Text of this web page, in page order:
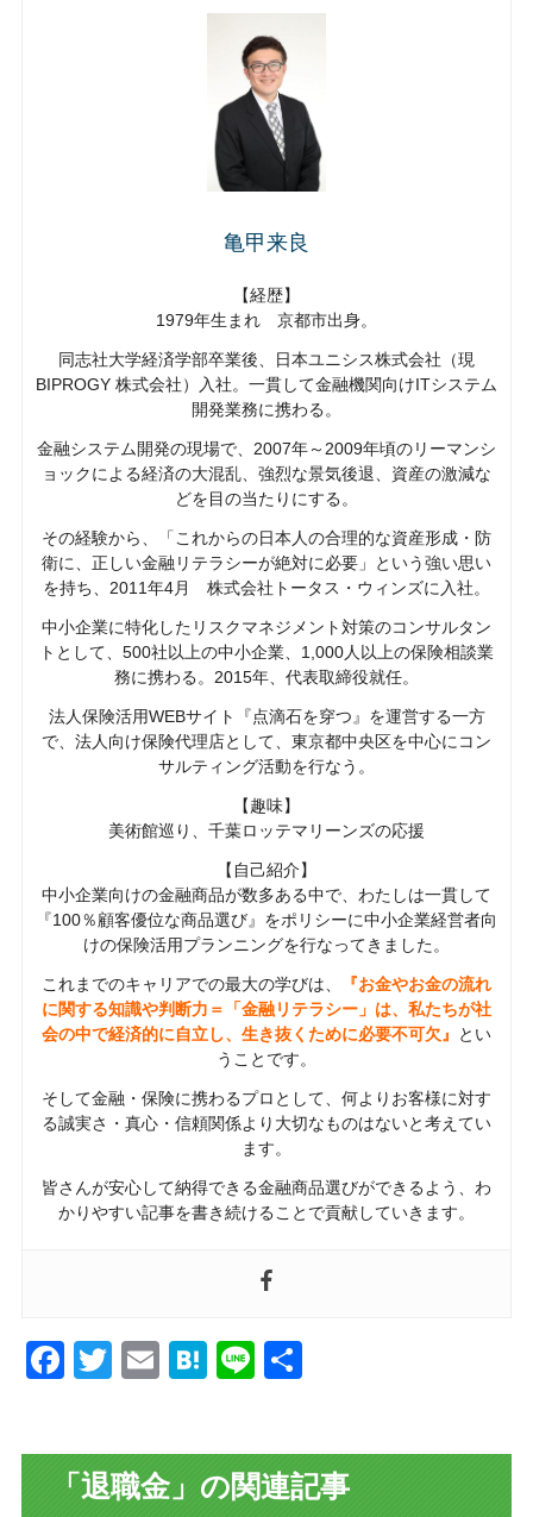
亀甲来良
【経歴】
1979年生まれ 京都市出身。
同志社大学経済学部卒業後、日本ユニシス株式会社（現
BIPROGY 株式会社）入社。一貫して金融機関向けITシステム
開発業務に携わる。
金融システム開発の現場で、2007年～2009年頃のリーマンシ
ョックによる経済の大混乱、強烈な景気後退、資産の激減な
どを目の当たりにする。
その経験から、「これからの日本人の合理的な資産形成・防
衛に、正しい金融リテラシーが絶対に必要」という強い思い
を持ち、2011年4月 株式会社トータス・ウィンズに入社。
中小企業に特化したリスクマネジメント対策のコンサルタン
トとして、500社以上の中小企業、1,000人以上の保険相談業
務に携わる。2015年、代表取締役就任。
法人保険活用WEBサイト『点滴石を穿つ』を運営する一方
で、法人向け保険代理店として、東京都中央区を中心にコン
サルティング活動を行なう。
【趣味】
美術館巡り、千葉ロッテマリーンズの応援
【自己紹介】
中小企業向けの金融商品が数多ある中で、わたしは一貫して
『100％顧客優位な商品選び』をポリシーに中小企業経営者向
けの保険活用プランニングを行なってきました。
これまでのキャリアでの最大の学びは、
『お金やお金の流れ
に関する知識や判断力＝「金融リテラシー」は、私たちが社
会の中で経済的に自立し、生き抜くために必要不可欠』
とい
うことです。
そして金融・保険に携わるプロとして、何よりお客様に対す
る誠実さ・真心・信頼関係より大切なものはないと考えてい
ます。
皆さんが安心して納得できる金融商品選びができるよう、わ
かりやすい記事を書き続けることで貢献していきます。
Facebook
Twitter
EmailHatena
Line共
「退職金」の関連記事